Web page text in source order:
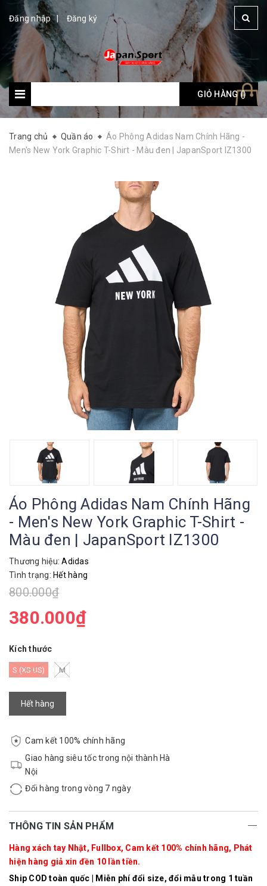
Đăng nhập Đăng ký
Giỏ hàng: ()
GIỎ HÀNG ()
Trang chủ Quần áo
Áo Phông Adidas Nam Chính Hãng -
Men's New York Graphic T-Shirt - Màu đen | JapanSport IZ1300
Áo Phông Adidas Nam Chính Hãng
- Men's New York Graphic T-Shirt -
Màu đen | JapanSport IZ1300
Thương hiệu: Adidas
Tình trạng: Hết hàng
800.000₫
380.000₫
Kích thước
S (XS US) M
Hết hàng
Cam kết 100% chính hãng
Giao hàng siêu tốc trong nội thành Hà
Nội
Đổi hàng trong vòng 7 ngày
THÔNG TIN SẢN PHẨM
Hàng xách tay Nhật, Fullbox, Cam kết 100% chính hãng, Phát
hiện hàng giả xin đền 10 lần tiền.
Ship COD toàn quốc | Miễn phí đổi size, đổi mẫu trong 1 tuần